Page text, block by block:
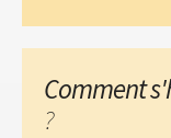
Comment
?